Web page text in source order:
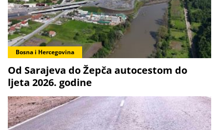
Bosna i Hercegovina
Od Sarajeva do Žepča autocestom do
ljeta 2026. godine